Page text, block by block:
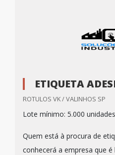
ETIQUETA
ROTULOS VK / VALINHOS SP
Lote mínimo: 5.000 unidades
Quem está à procura de
conhecerá a empresa que